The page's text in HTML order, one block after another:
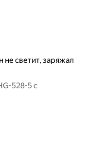
не светит, заряжал
528-5 с